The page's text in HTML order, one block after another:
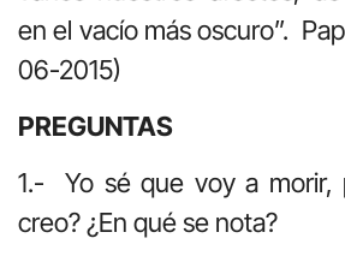
en el vacío más oscuro”.
06-2015)
PREGUNTAS
1.- Yo sé que voy a morir,
creo? ¿En qué se nota?